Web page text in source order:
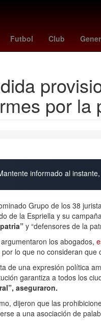
Futbol Club
Yoko Taro el universal
por la
informado al
Grupo de los 38
de la Espriella y su
y “defensores de la
los abogados,
por lo que no consideran que
de una expresión política
garantiza a todos los
aseguraron.
dijeron que las
a una asociación de